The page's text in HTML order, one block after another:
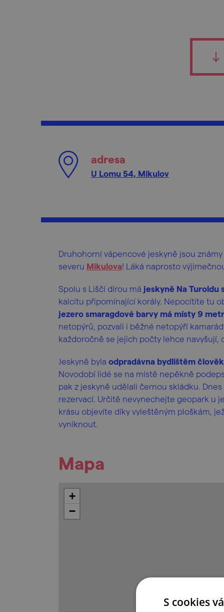
adresa
U Lomu 54, Mikulov
Druhohorní vápencové jeskyně jsou
severu Mikulova! Láká naprosto
Spolu s Liščí dírou má jeskyně Na Turoldu
kalcitu připomínající korály. Nepocítíte tu
jezero smaragdové barvy má místy 9
netopýrů, pozvali i běžné netopýří
každoročně se jejich počty lehce
Jeskyně byla odpradávna bydlištěm
Novodobí lidé se na místě nepěkně
pak z jeskyně udělali černou skládku.
rezervací. Určitě nevynechejte geopark u
krásu objevíte díky vyleštěným ploškám,
vyniknout.
Mapa
+
−
S cookies